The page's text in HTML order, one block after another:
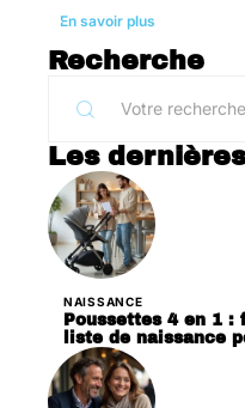
En savoir plus
Recherche
Les
NAISSANCE
Poussettes 4 en 1
liste de naissance